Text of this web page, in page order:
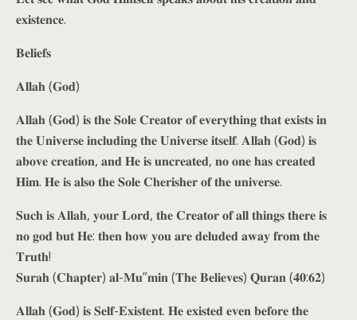
𝐞𝐱𝐢𝐬𝐭𝐞𝐧𝐜𝐞.
𝐁𝐞𝐥𝐢𝐞𝐟𝐬
𝐀𝐥𝐥𝐚𝐡 (𝐆𝐨𝐝)
𝐀𝐥𝐥𝐚𝐡 (𝐆𝐨𝐝) 𝐢𝐬 𝐭𝐡𝐞 𝐒𝐨𝐥𝐞 𝐂𝐫𝐞𝐚𝐭𝐨𝐫 𝐨𝐟 𝐞𝐯𝐞𝐫𝐲𝐭𝐡𝐢𝐧𝐠 𝐭𝐡𝐚𝐭 𝐞𝐱𝐢𝐬𝐭𝐬 𝐢𝐧
𝐭𝐡𝐞 𝐔𝐧𝐢𝐯𝐞𝐫𝐬𝐞 𝐢𝐧𝐜𝐥𝐮𝐝𝐢𝐧𝐠 𝐭𝐡𝐞 𝐔𝐧𝐢𝐯𝐞𝐫𝐬𝐞 𝐢𝐭𝐬𝐞𝐥𝐟. 𝐀𝐥𝐥𝐚𝐡 (𝐆𝐨𝐝) 𝐢𝐬
𝐚𝐛𝐨𝐯𝐞 𝐜𝐫𝐞𝐚𝐭𝐢𝐨𝐧, 𝐚𝐧𝐝 𝐇𝐞 𝐢𝐬 𝐮𝐧𝐜𝐫𝐞𝐚𝐭𝐞𝐝, 𝐧𝐨 𝐨𝐧𝐞 𝐡𝐚𝐬 𝐜𝐫𝐞𝐚𝐭𝐞𝐝
𝐇𝐢𝐦. 𝐇𝐞 𝐢𝐬 𝐚𝐥𝐬𝐨 𝐭𝐡𝐞 𝐒𝐨𝐥𝐞 𝐂𝐡𝐞𝐫𝐢𝐬𝐡𝐞𝐫 𝐨𝐟 𝐭𝐡𝐞 𝐮𝐧𝐢𝐯𝐞𝐫𝐬𝐞.
𝐒𝐮𝐜𝐡 𝐢𝐬 𝐀𝐥𝐥𝐚𝐡, 𝐲𝐨𝐮𝐫 𝐋𝐨𝐫𝐝, 𝐭𝐡𝐞 𝐂𝐫𝐞𝐚𝐭𝐨𝐫 𝐨𝐟 𝐚𝐥𝐥 𝐭𝐡𝐢𝐧𝐠𝐬 𝐭𝐡𝐞𝐫𝐞 𝐢𝐬
𝐧𝐨 𝐠𝐨𝐝 𝐛𝐮𝐭 𝐇𝐞: 𝐭𝐡𝐞𝐧 𝐡𝐨𝐰 𝐲𝐨𝐮 𝐚𝐫𝐞 𝐝𝐞𝐥𝐮𝐝𝐞𝐝 𝐚𝐰𝐚𝐲 𝐟𝐫𝐨𝐦 𝐭𝐡𝐞
𝐓𝐫𝐮𝐭𝐡!
𝐒𝐮𝐫𝐚𝐡 (𝐂𝐡𝐚𝐩𝐭𝐞𝐫) 𝐚𝐥-𝐌𝐮”𝐦𝐢𝐧 (𝐓𝐡𝐞 𝐁𝐞𝐥𝐢𝐞𝐯𝐞𝐬) 𝐐𝐮𝐫𝐚𝐧 (𝟒𝟎:𝟔𝟐)
𝐀𝐥𝐥𝐚𝐡 (𝐆𝐨𝐝) 𝐢𝐬 𝐒𝐞𝐥𝐟-𝐄𝐱𝐢𝐬𝐭𝐞𝐧𝐭. 𝐇𝐞 𝐞𝐱𝐢𝐬𝐭𝐞𝐝 𝐞𝐯𝐞𝐧 𝐛𝐞𝐟𝐨𝐫𝐞 𝐭𝐡𝐞